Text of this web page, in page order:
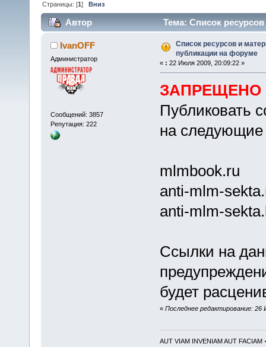
Страницы: [1]Вниз
Автор
Тема: Список
(Прочитано 32084 раз)
IvanOFF
Администратор
Сообщений: 3857
Репутация: 222
Список ресурсов и
публикации на форуме
« : 22 Июля 2009, 20:09:22 »
ЗАПРЕЩЕНО
Публиковать
на следующие
mlmbооk.ru
аnti-mlm-
аnti-mlm-
Ссылки на
будет
« Последнее редактирование:
AUT VIAM INVENIAM AUT FACIAM